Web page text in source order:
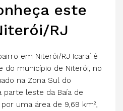
este
RJ
em Niterói/RJ Icaraí é
do município de Niterói, no
na Zona Sul do
parte leste da Baía de
uma área de 9,69 km²,